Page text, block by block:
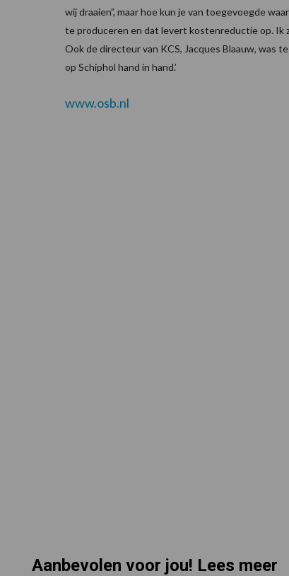
wij draaien”, maar hoe kun je van toegevoegde
te produceren en dat levert kostenreductie op. Ik
Ook de directeur van KCS, Jacques Blaauw, was
op Schiphol hand in hand.’
www.osb.nl
Aanbevolen voor jou! Lees meer